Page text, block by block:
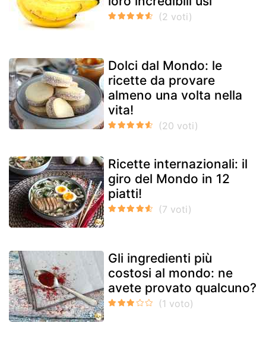
Dolci dal Mondo: le
ricette da provare
almeno una volta nella
vita!
Ricette internazionali: il
giro del Mondo in 12
piatti!
Gli ingredienti più
costosi al mondo: ne
avete provato qualcuno?